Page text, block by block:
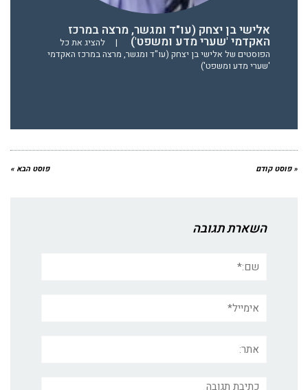
אלישי בן יצחק (עו"ד ומגשר, מרצה במרכז
האקדמי 'שערי מדע ומשפט') |
להציג את כל
הפוסטים של אלישי בן יצחק (עו"ד ומגשר, מרצה במרכז האקדמי
'שערי מדע ומשפט')
« פוסט קודם פוסט הבא »
השארת תגובה
תגובה